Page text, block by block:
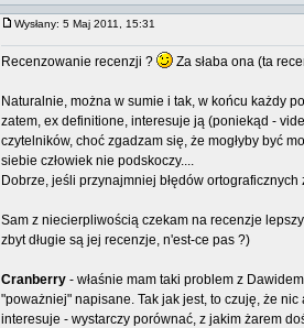
Wysłany: 5 Maj 2011, 15:31
Recenzowanie recenzji ? Za słaba ona (ta
Naturalnie, można w sumie i tak, w końcu każdy
zatem, ex definitione, interesuje ją (poniekąd -
czytelników, choć zgadzam się, że mogłyby być
siebie człowiek nie podskoczy....
Dobrze, jeśli przynajmniej błędów
Sam z niecierpliwością czekam na recenzje
zbyt długie są jej recenzje, n'est-ce pas ?)
Cranberry - właśnie mam taki problem z
"poważniej" napisane. Tak jak jest, to czuję, że
interesuje - wystarczy porównać, z jakim żarem